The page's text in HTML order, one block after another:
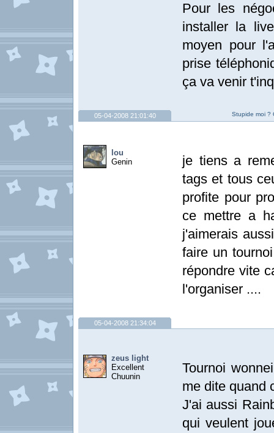
Pour les
installer la
moyen pour
prise
ça va venir
Stupide moi ?
05-04-2008 21:01:40
lou
Genin
je tiens a
tags et tous
profite pour
ce mettre a
j'aimerais
faire un
répondre vite
l'organiser ....
05-04-2008 21:34:04
zeus light
Excellent
Chuunin
Tournoi
me dite quand
J'ai aussi
qui veulent